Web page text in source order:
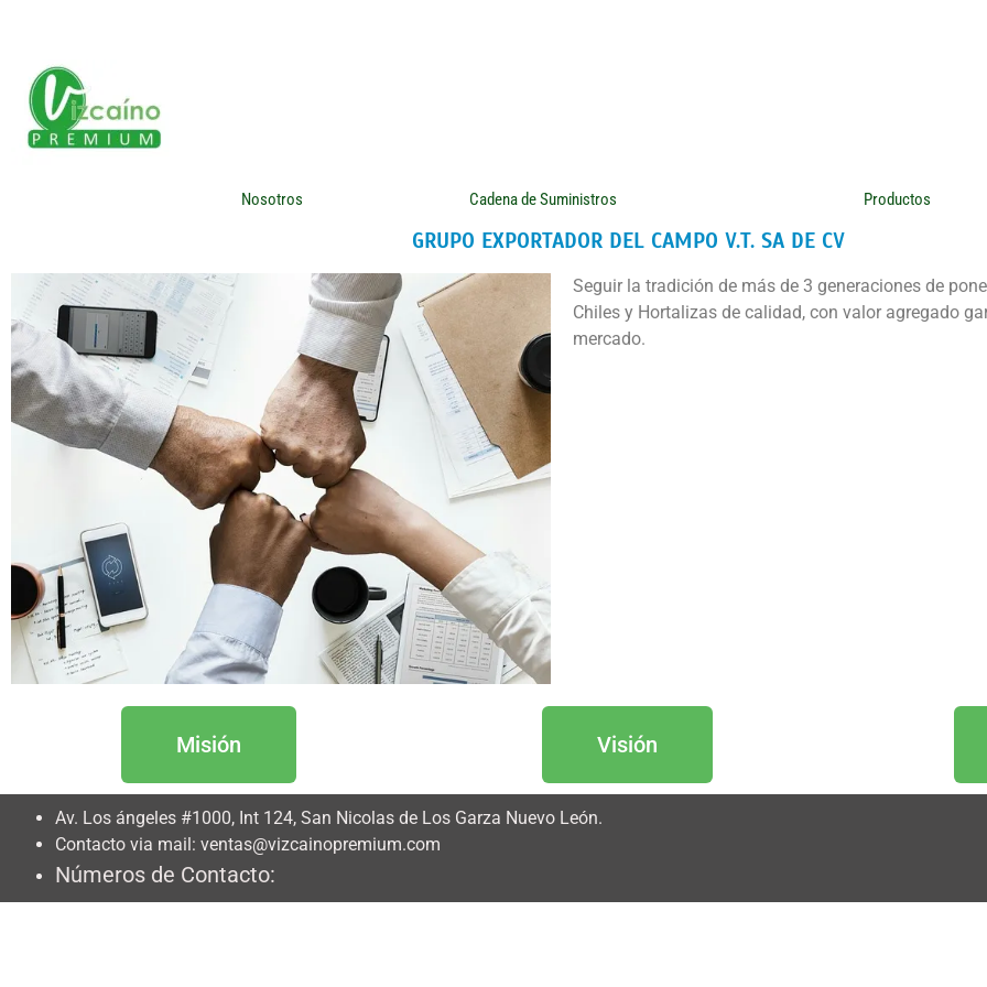
Nosotros Cadena de Suministros Productos
GRUPO EXPORTADOR DEL CAMPO V.T. SA DE CV
Seguir la tradición de más de 3 generaciones de
Chiles y Hortalizas de calidad, con valor agregado
mercado.
Misión Visión
Av. Los ángeles #1000, Int 124, San Nicolas de Los Garza Nuevo León.
Contacto via mail: ventas@vizcainopremium.com
Números de Contacto: